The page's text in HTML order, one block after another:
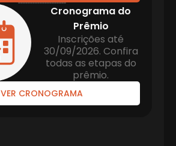
Cronograma do
Prêmio
Inscrições até
30/09/2026. Confira
todas as etapas do
prêmio.
VER CRONOGRAMA